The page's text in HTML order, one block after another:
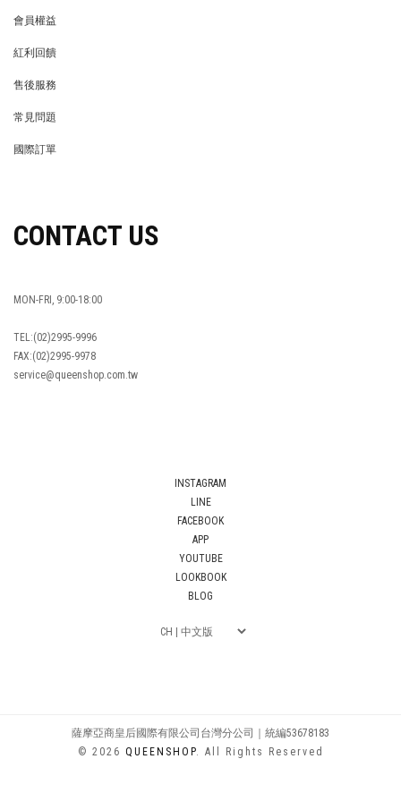
會員權益
紅利回饋
售後服務
常見問題
國際訂單
CONTACT US
MON-FRI, 9:00-18:00
TEL:(02)2995-9996
FAX:(02)2995-9978
service@queenshop.com.tw
INSTAGRAM
LINE
FACEBOOK
APP
YOUTUBE
LOOKBOOK
BLOG
薩摩亞商皇后國際有限公司台灣分公司｜統編53678183
© 2026 QUEENSHOP. All Rights Reserved